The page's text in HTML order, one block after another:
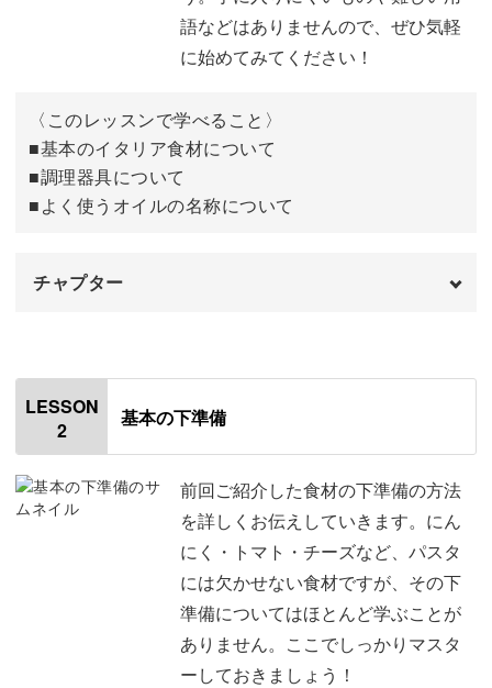
しい！」そんな一皿が作れます。
本格的なパスタが、ご自宅で簡単に！
「手打ちパスタ」というと、専門店などお店でしか食べら
本場イタリアでは、手打ちパスタは特別なものではなく、
ごく一般的な家庭料理なんです。
特に、南部の地域では、各家庭で伝統的なレシピが代々受
け継がれているほど！
そんなイタリアの家庭料理「手打ちパスタ」に、ご自宅で
もチャレンジしてみましょう。
語などはありませんので、ぜひ気軽
に始めてみてください！
〈このレッスンで学べること〉
■基本のイタリア食材について
■調理器具について
■よく使うオイルの名称について
チャプター
はじめに
基本のイタリア食材について
調理器具について 04:25
よく使うオイルの名称について 08:31
08:58
LESSON
2
基本の下準備
前回ご紹介した食材の下準備の方法
を詳しくお伝えしていきます。にん
にく・トマト・チーズなど、パスタ
には欠かせない食材ですが、その下
準備についてはほとんど学ぶことが
ありません。ここでしっかりマスタ
ーしておきましょう！